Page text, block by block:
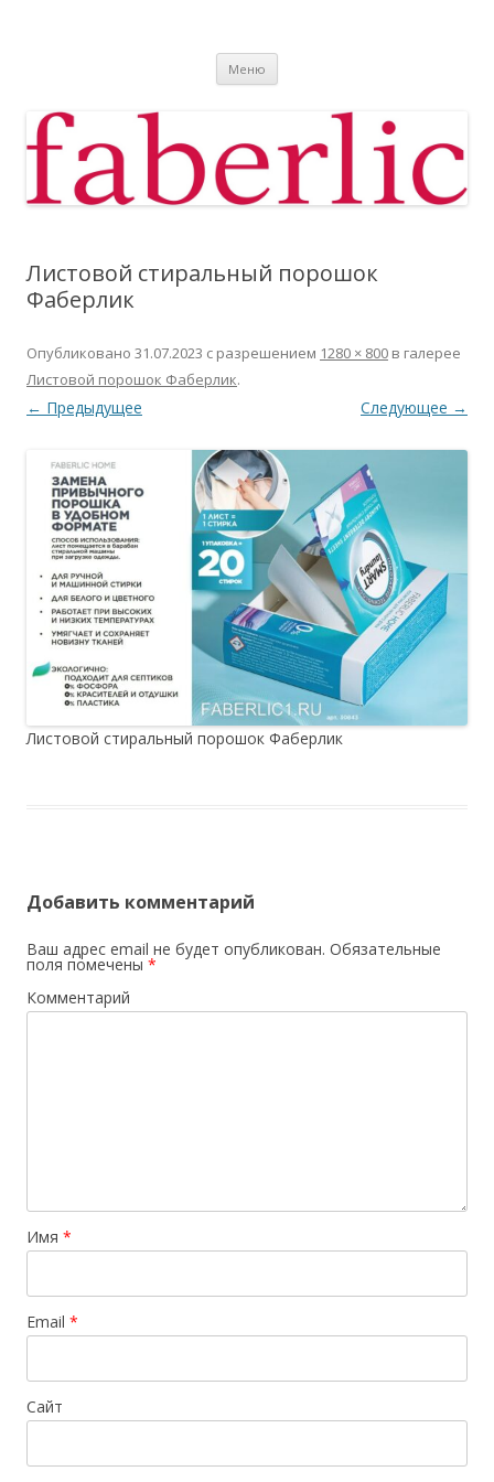
Меню
Листовой стиральный порошок
Фаберлик
Опубликовано 31.07.2023 с разрешением 1280 × 800 в галерее
Листовой порошок Фаберлик.
← Предыдущее Следующее →
Листовой стиральный порошок Фаберлик
Добавить комментарий
Ваш адрес email не будет опубликован. Обязательные
поля помечены *
Комментарий
Имя *
Email *
Сайт